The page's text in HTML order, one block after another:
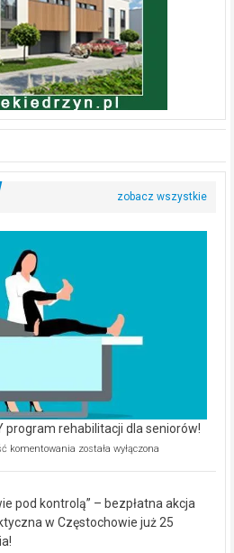
program rehabilitacji dla seniorów!
komentowania Rusza
rehabilitacji
dla
została wyłączona
pod kontrolą” – bezpłatna akcja
w Częstochowie już 25